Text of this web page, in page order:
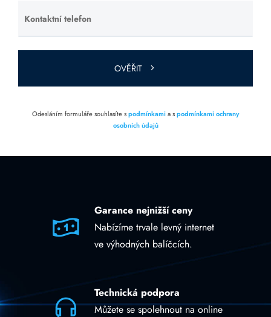
Kontaktní telefon
Ponechte
toto pole
prázdné.
OVĚŘIT
Odesláním formuláře souhlasíte spodmínkamia spodmínkami ochrany
osobních údajů
Garance nejnižší ceny
Nabízíme trvale levný internet
ve výhodných balíčcích.
Technická podpora
Můžete se spolehnout na online